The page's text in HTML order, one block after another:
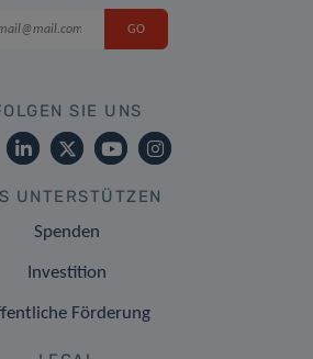
SIE UNS
UNTERSTÜTZEN
Spenden
Investition
Förderung